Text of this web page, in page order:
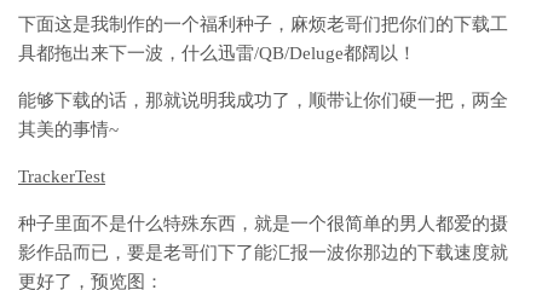
下面这是我制作的一个福利种子，麻烦老哥们把你们的下载工
具都拖出来下一波，什么迅雷/QB/Deluge都阔以！
能够下载的话，那就说明我成功了，顺带让你们硬一把，两全
其美的事情~
TrackerTest
种子里面不是什么特殊东西，就是一个很简单的男人都爱的摄
影作品而已，要是老哥们下了能汇报一波你那边的下载速度就
更好了，预览图：